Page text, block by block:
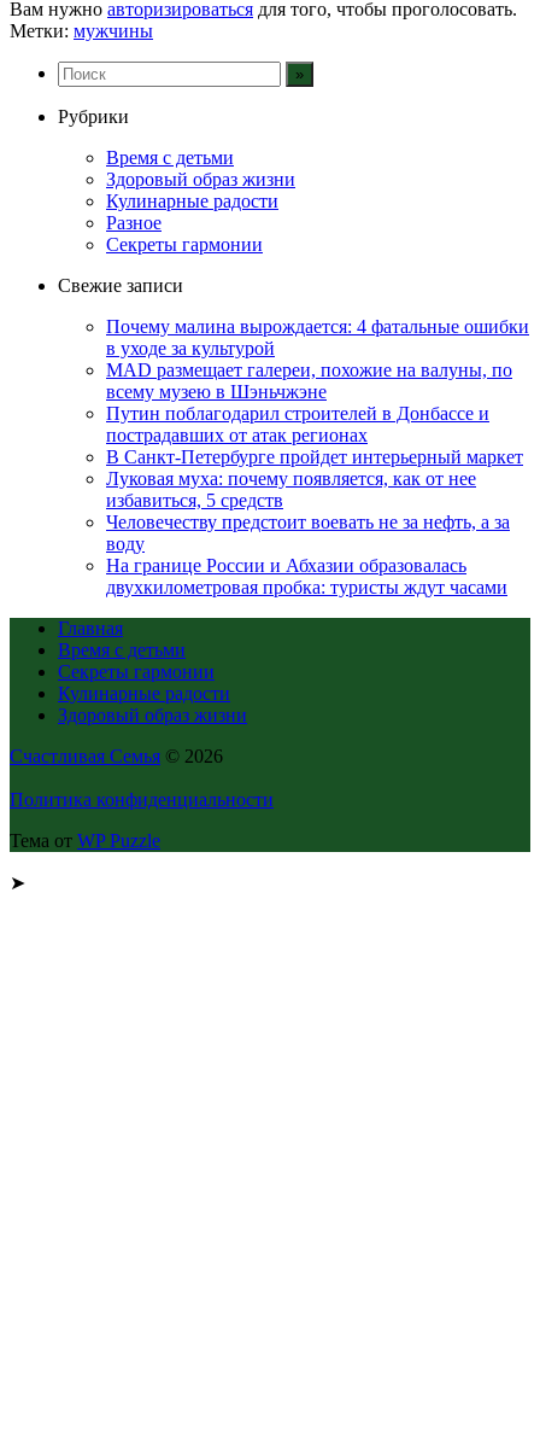
Вам нужно авторизироваться для того, чтобы проголосовать.
Метки: мужчины
Рубрики
Время с детьми
Здоровый образ жизни
Кулинарные радости
Разное
Секреты гармонии
Свежие записи
Почему малина вырождается: 4 фатальные ошибки
в уходе за культурой
MAD размещает галереи, похожие на валуны, по
всему музею в Шэньчжэне
Путин поблагодарил строителей в Донбассе и
пострадавших от атак регионах
В Санкт-Петербурге пройдет интерьерный маркет
Луковая муха: почему появляется, как от нее
избавиться, 5 средств
Человечеству предстоит воевать не за нефть, а за
воду
На границе России и Абхазии образовалась
двухкилометровая пробка: туристы ждут часами
Главная
Время с детьми
Секреты гармонии
Кулинарные радости
Здоровый образ жизни
Счастливая Семья © 2026
Политика конфиденциальности
Тема от WP Puzzle
➤